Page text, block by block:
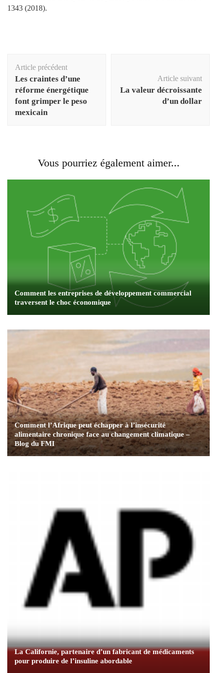
1343 (2018).
d'article
Article précédent
Les craintes d’une
réforme énergétique
font grimper le peso
mexicain
Article suivant
La valeur décroissante
d’un dollar
Vous pourriez également aimer...
Comment les entreprises de développement commercial
traversent le choc économique
Comment l’Afrique peut échapper à l’insécurité
alimentaire chronique face au changement climatique –
Blog du FMI
La Californie, partenaire d’un fabricant de médicaments
pour produire de l’insuline abordable